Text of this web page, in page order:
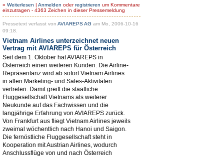
» Weiterlesen | Anmelden oderregistrieren um Kommentare
einzutragen - 4363 Zeichen in dieser Pressemeldung
Pressetext verfasst von AVIAREPS AG am Mo, 2006-10-16
09:18.
Vietnam Airlines unterzeichnet neuen
Vertrag mit AVIAREPS für Österreich
Seit dem 1. Oktober hat AVIAREPS in
Österreich einen weiteren Kunden. Die Airline-
Repräsentanz wird ab sofort Vietnam Airlines
in allen Marketing- und Sales-Aktivitäten
vertreten. Damit greift die staatliche
Fluggesellschaft Vietnams als weiterer
Neukunde auf das Fachwissen und die
langjährige Erfahrung von AVIAREPS zurück.
Von Frankfurt aus fliegt Vietnam Airlines jeweils
zweimal wöchentlich nach Hanoi und Saigon.
Die fernöstliche Fluggesellschaft steht in
Kooperation mit Austrian Airlines, wodurch
Anschlussflüge von und nach Österreich